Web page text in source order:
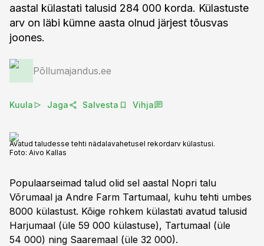
aastal külastati talusid 284 000 korda. Külastuste
arv on läbi kümne aasta olnud järjest tõusvas
joones.
Põllumajandus.ee
Kuula Jaga Salvesta Vihja
Avatud taludesse tehti nädalavahetusel rekordarv külastusi.
Foto: Aivo Kallas
Populaarseimad talud olid sel aastal Nopri talu
Võrumaal ja Andre Farm Tartumaal, kuhu tehti umbes
8000 külastust. Kõige rohkem külastati avatud talusid
Harjumaal (üle 59 000 külastuse), Tartumaal (üle
54 000) ning Saaremaal (üle 32 000).